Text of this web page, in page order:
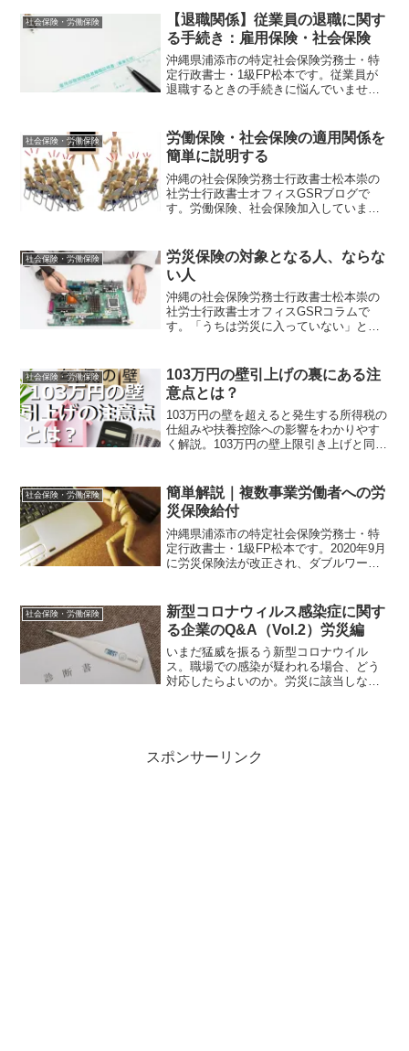
社会保険・労働保険
【退職関係】従業員の退職に関す
る手続き：雇用保険・社会保険
沖縄県浦添市の特定社会保険労務士・特
定行政書士・1級FP松本です。従業員が
退職するときの手続きに悩んでいません
どのような書類が必要になるのかを簡潔
に説明します。
社会保険・労働保険
労働保険・社会保険の適用関係を
簡単に説明する
沖縄の社会保険労務士行政書士松本崇の
社労士行政書士オフィスGSRブログで
す。労働保険、社会保険加入しています
す。労働保険・社会保険の適用について
簡潔に説明します。
社会保険・労働保険
労災保険の対象となる人、ならな
い人
沖縄の社会保険労務士行政書士松本崇の
社労士行政書士オフィスGSRコラムで
す。「うちは労災に入っていない」とい
す。しっかりと労働法を勉強し会社やお
店の成長につなげましょう。。
社会保険・労働保険
103万円の壁引上げの裏にある注
意点とは？
103万円の壁を超えると発生する所得税の
仕組みや扶養控除への影響をわかりやす
く解説。103万円の壁上限引き上げと同時
て知りたい方は必見です。
社会保険・労働保険
簡単解説｜複数事業労働者への労
災保険給付
沖縄県浦添市の特定社会保険労務士・特
定行政書士・1級FP松本です。2020年9月
に労災保険法が改正され、ダブルワーカ
た。複数の職場で働いている方は必見で
す。
社会保険・労働保険
新型コロナウィルス感染症に関す
る企業のQ&A（Vol.2）労災編
いまだ猛威を振るう新型コロナウイル
ス。職場での感染が疑われる場合、どう
対応したらよいのか。労災に該当しない
スポンサーリンク